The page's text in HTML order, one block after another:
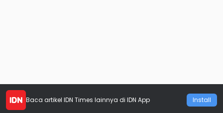
Baca artikel IDN Times lainnya di IDN App Install